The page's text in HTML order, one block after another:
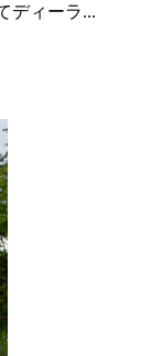
ディーラ...